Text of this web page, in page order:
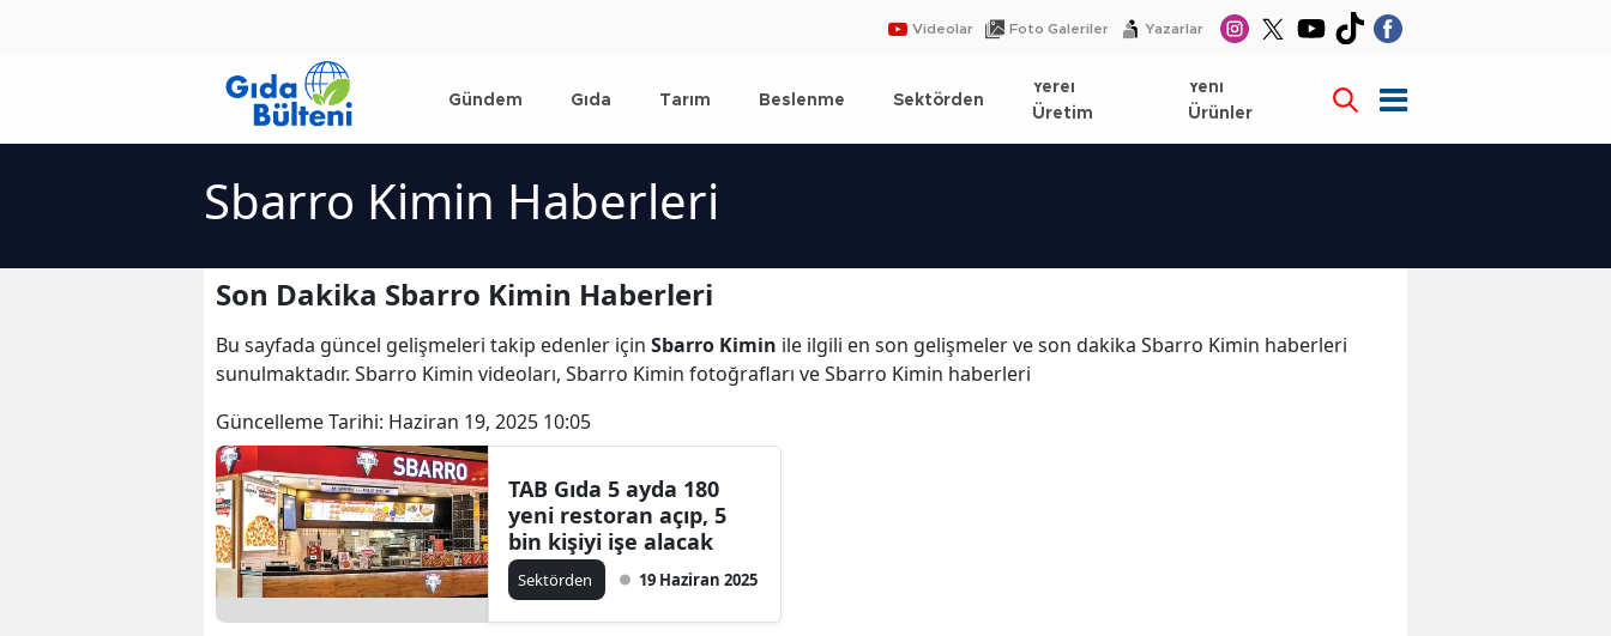
Videolar Foto Galeriler Yazarlar
Gündem Gıda Tarım Beslenme Sektörden
Yerel
Üretim
Yeni
Ürünler
Sbarro Kimin Haberleri
Son Dakika Sbarro Kimin Haberleri
Bu sayfada güncel gelişmeleri takip edenler için Sbarro Kimin ile ilgili en son gelişmeler ve son dakika Sbarro Kimin haberleri
sunulmaktadır. Sbarro Kimin videoları, Sbarro Kimin fotoğrafları ve Sbarro Kimin haberleri
Güncelleme Tarihi: Haziran 19, 2025 10:05
TAB Gıda 5 ayda 180
yeni restoran açıp, 5
bin kişiyi işe alacak
Sektörden 19 Haziran 2025